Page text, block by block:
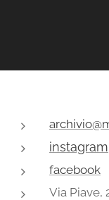
instagram
facebook
Via Piave,